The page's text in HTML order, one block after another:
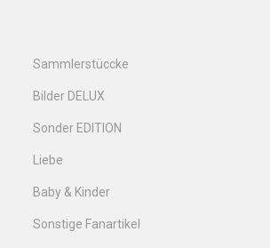
Sammlerstüccke
Bilder DELUX
Sonder EDITION
Liebe
Baby & Kinder
Sonstige Fanartikel